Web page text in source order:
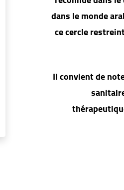
dans le monde
ce cercle
Il convient de